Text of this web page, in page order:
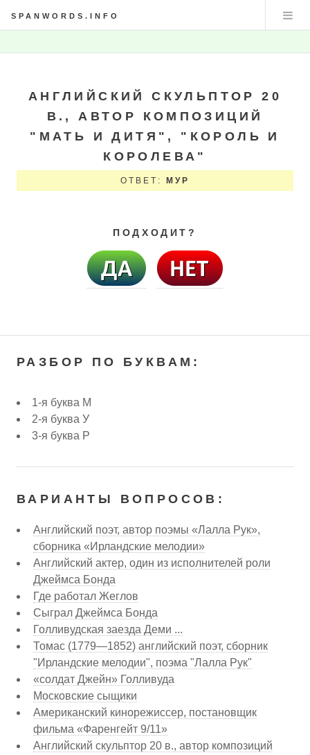
SPANWORDS.INFO
АНГЛИЙСКИЙ СКУЛЬПТОР 20
В., АВТОР КОМПОЗИЦИЙ
"МАТЬ И ДИТЯ", "КОРОЛЬ И
КОРОЛЕВА"
ОТВЕТ: МУР
ПОДХОДИТ?
РАЗБОР ПО БУКВАМ:
1-я буква М
2-я буква У
3-я буква Р
ВАРИАНТЫ ВОПРОСОВ:
Английский поэт, автор поэмы «Лалла Рук»,
сборника «Ирландские мелодии»
Английский актер, один из исполнителей роли
Джеймса Бонда
Где работал Жеглов
Сыграл Джеймса Бонда
Голливудская заезда Деми ...
Томас (1779—1852) английский поэт, сборник
"Ирландские мелодии", поэма "Лалла Рук"
«солдат Джейн» Голливуда
Московские сыщики
Американский кинорежиссер, постановщик
фильма «Фаренгейт 9/11»
Английский скульптор 20 в., автор композиций